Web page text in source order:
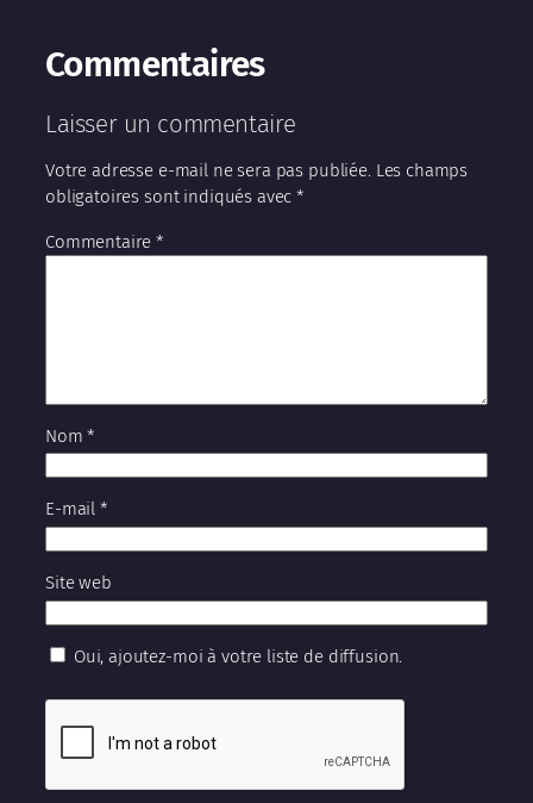
Commentaires
Laisser un commentaire
Votre adresse e-mail ne sera pas publiée. Les champs
obligatoires sont indiqués avec*
Commentaire*
Nom*
E-mail *
Site web
Oui, ajoutez-moi à votre liste de diffusion.